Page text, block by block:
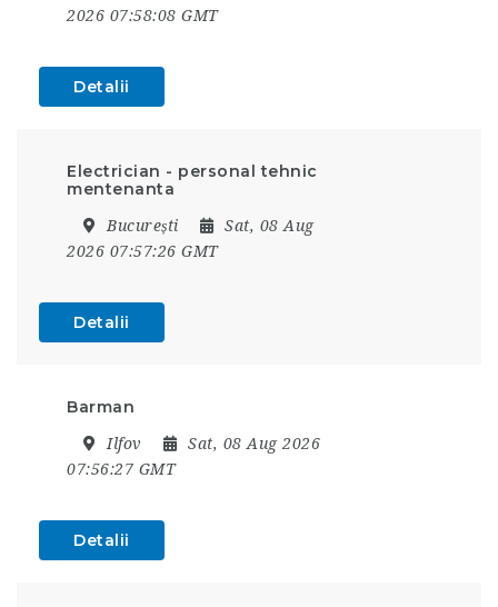
2026 07:58:08 GMT
Detalii
Electrician - personal tehnic
mentenanta
București
Sat, 08 Aug
2026 07:57:26 GMT
Detalii
Barman
Ilfov
Sat, 08 Aug 2026
07:56:27 GMT
Detalii